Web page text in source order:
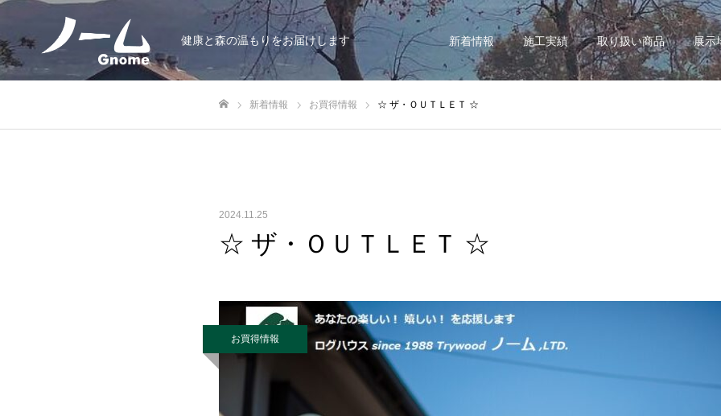
健康と森の温もりをお届けします 新着情報 施工実績 取り扱い商品 展示
新着情報 お買得情報 ☆ ザ・ＯＵＴＬＥＴ ☆
2024.11.25
☆ ザ・ＯＵＴＬＥＴ ☆
お買得情報